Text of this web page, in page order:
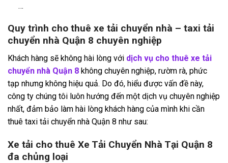
…
Quy trình cho thuê xe tải chuyển nhà – taxi tải
chuyển nhà Quận 8 chuyên nghiệp
Khách hàng sẽ không hài lòng với dịch vụ cho thuê xe tải
chuyển nhà Quận 8 không chuyên nghiệp, rườm rà, phức
tạp nhưng không hiệu quả. Do đó, hiểu được vấn đề này,
công ty chúng tôi luôn hướng đến một dịch vụ chuyên nghiệp
nhất, đảm bảo làm hài lòng khách hàng của mình khi cần
thuê taxi tải chuyển nhà Quận 8 như sau:
Xe tải cho thuê Xe Tải Chuyển Nhà Tại Quận 8
đa chủng loại